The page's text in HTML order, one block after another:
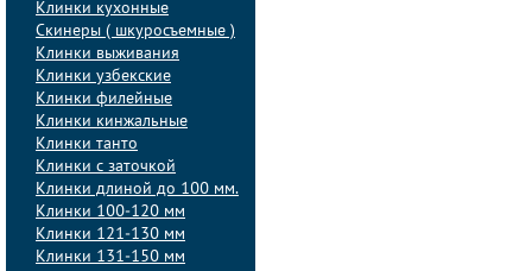
Клинки кухонные
Скинеры ( шкуросъемные )
Клинки выживания
Клинки узбекские
Клинки филейные
Клинки кинжальные
Клинки танто
Клинки с заточкой
Клинки длиной до 100 мм.
Клинки 100-120 мм
Клинки 121-130 мм
Клинки 131-150 мм